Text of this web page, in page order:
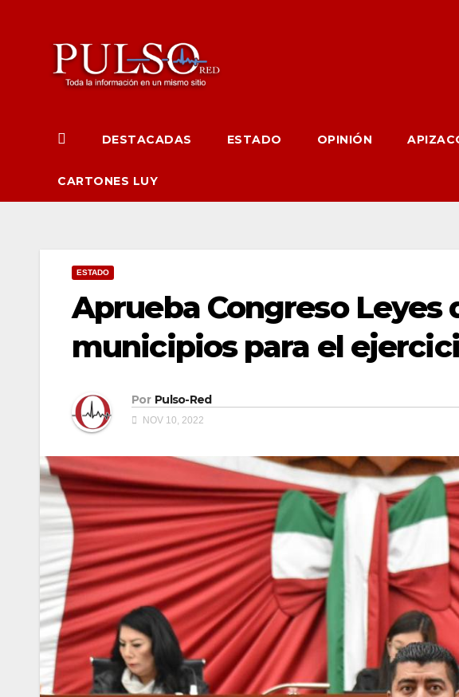
DESTACADAS ESTADO OPINIÓN
CARTONES LUY
ESTADO
Aprueba Congreso Leyes
municipios para el
Por Pulso-Red
NOV 10, 2022